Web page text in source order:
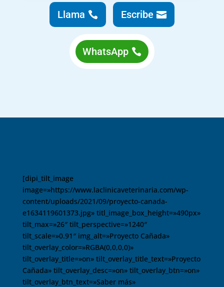
Llama Escribe
WhatsApp
[dipi_tilt_image
image=»https://www.laclinicaveterinaria.com/wp-
content/uploads/2021/09/proyecto-canada-
e1634119601373.jpg» titl_image_box_height=»490px»
tilt_max=»26″ tilt_perspective=»1240″
tilt_scale=»0.91″ img_alt=»Proyecto Cañada»
tilt_overlay_color=»RGBA(0,0,0,0)»
tilt_overlay_title=»on» tilt_overlay_title_text=»Proyecto
Cañada» tilt_overlay_desc=»on» tilt_overlay_btn=»on»
tilt_overlay_btn_text=»Saber más»